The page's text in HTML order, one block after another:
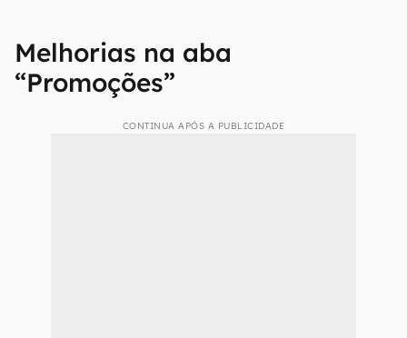
Melhorias na aba
“Promoções”
CONTINUA APÓS A PUBLICIDADE